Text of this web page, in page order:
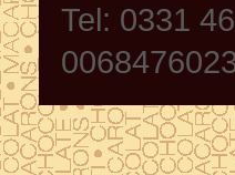
Tel: 0331